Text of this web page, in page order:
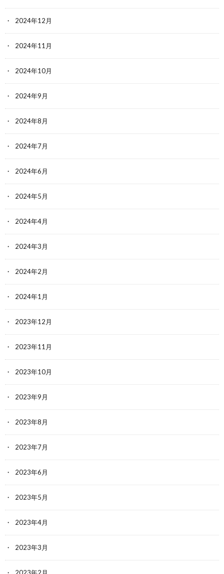
2024年12月
2024年11月
2024年10月
2024年9月
2024年8月
2024年7月
2024年6月
2024年5月
2024年4月
2024年3月
2024年2月
2024年1月
2023年12月
2023年11月
2023年10月
2023年9月
2023年8月
2023年7月
2023年6月
2023年5月
2023年4月
2023年3月
2023年2月